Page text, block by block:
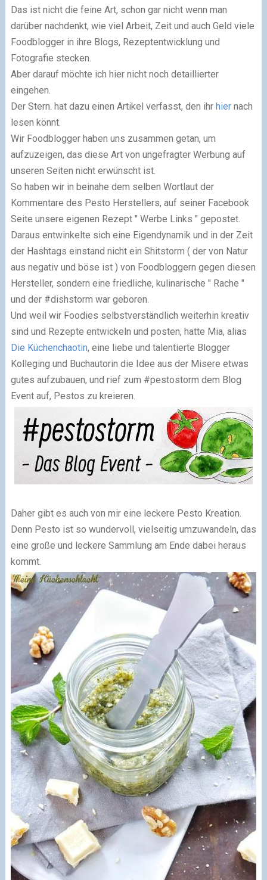
Das ist nicht die feine Art, schon gar nicht wenn man
darüber nachdenkt, wie viel Arbeit, Zeit und auch Geld viele
Foodblogger in ihre Blogs, Rezeptentwicklung und
Fotografie stecken.
Aber darauf möchte ich hier nicht noch detaillierter
eingehen.
Der Stern. hat dazu einen Artikel verfasst, den ihr hier nach
lesen könnt.
Wir Foodblogger haben uns zusammen getan, um
aufzuzeigen, das diese Art von ungefragter Werbung auf
unseren Seiten nicht erwünscht ist.
So haben wir in beinahe dem selben Wortlaut der
Kommentare des Pesto Herstellers, auf seiner Facebook
Seite unsere eigenen Rezept " Werbe Links " gepostet.
Daraus entwinkelte sich eine Eigendynamik und in der Zeit
der Hashtags einstand nicht ein Shitstorm ( der von Natur
aus negativ und böse ist ) von Foodbloggern gegen diesen
Hersteller, sondern eine friedliche, kulinarische " Rache "
und der #dishstorm war geboren.
Und weil wir Foodies selbstverständlich weiterhin kreativ
sind und Rezepte entwickeln und posten, hatte Mia, alias
Die Küchenchaotin, eine liebe und talentierte Blogger
Kolleging und Buchautorin die Idee aus der Misere etwas
gutes aufzubauen, und rief zum #pestostorm dem Blog
Event auf, Pestos zu kreieren.
Daher gibt es auch von mir eine leckere Pesto Kreation.
Denn Pesto ist so wundervoll, vielseitig umzuwandeln, das
eine große und leckere Sammlung am Ende dabei heraus
kommt.